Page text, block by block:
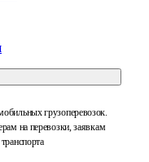
грузоперевозок.
на перевозки, заявкам